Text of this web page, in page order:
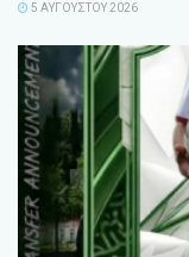
5 ΑΥΓΟΎΣΤΟΥ 2026